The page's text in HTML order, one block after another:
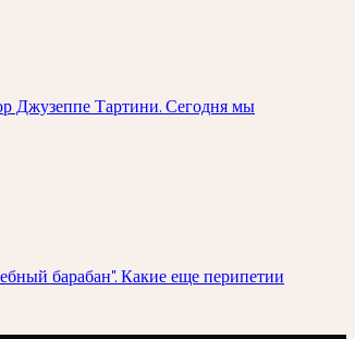
Джузеппе Тартини. Сегодня мы
барабан". Какие еще перипетии